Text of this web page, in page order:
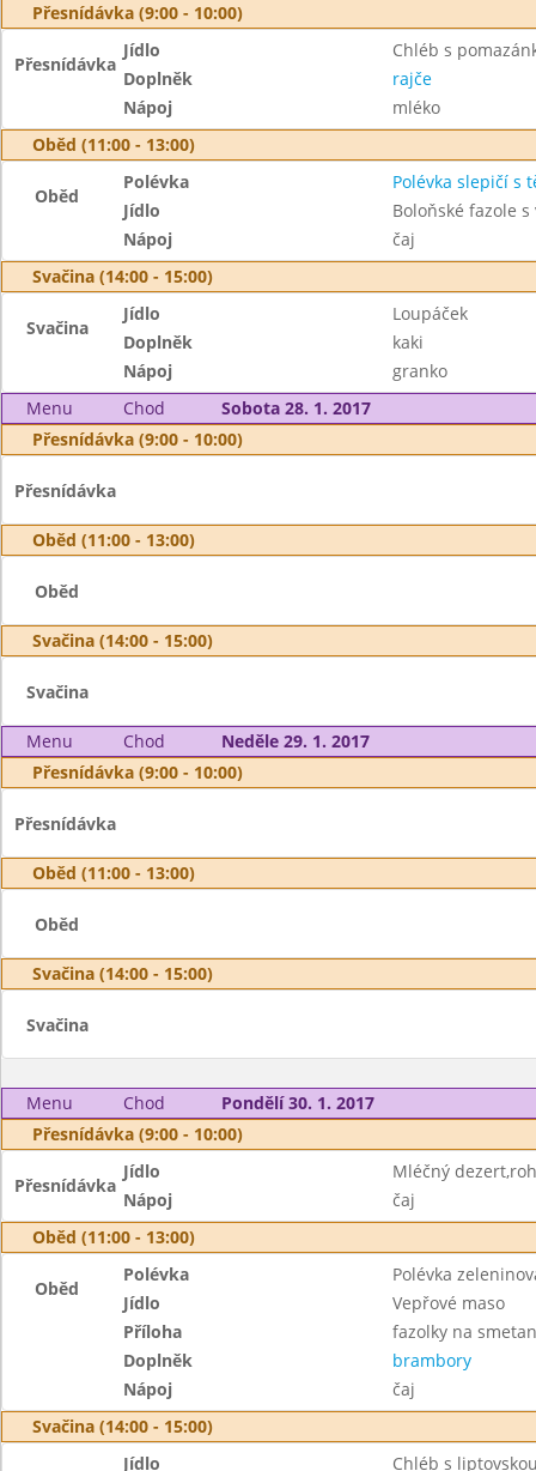
Přesnídávka (9:00 - 10:00)
Přesnídávka
Jídlo
Chléb s
Doplněk
rajče
Nápoj
mléko
Oběd (11:00 - 13:00)
Oběd
Polévka
Polévka slepičí s
Jídlo
Boloňské fazole
Nápoj
čaj
Svačina (14:00 - 15:00)
Svačina
Jídlo
Loupáček
Doplněk
kaki
Nápoj
granko
Menu
Chod
Sobota 28. 1. 2017
Přesnídávka (9:00 - 10:00)
Přesnídávka
Oběd (11:00 - 13:00)
Oběd
Svačina (14:00 - 15:00)
Svačina
Menu Chod
Neděle 29. 1. 2017
Přesnídávka (9:00 - 10:00)
Přesnídávka
Oběd (11:00 - 13:00)
Oběd
Svačina (14:00 - 15:00)
Svačina
Menu Chod
Pondělí 30. 1. 2017
Přesnídávka (9:00 - 10:00)
Přesnídávka
Jídlo
Mléčný
Nápoj
čaj
Oběd (11:00 - 13:00)
Oběd
Polévka
Polévka
Jídlo
Vepřové maso
Příloha
fazolky na
Doplněk
brambory
Nápoj
čaj
Svačina (14:00 - 15:00)
Jídlo Chléb s